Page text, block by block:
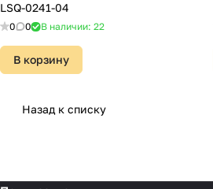
LSQ-0241-04
0 0 В наличии: 22
В корзину
Назад к списку